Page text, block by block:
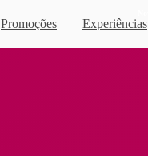
Promoções Experiências